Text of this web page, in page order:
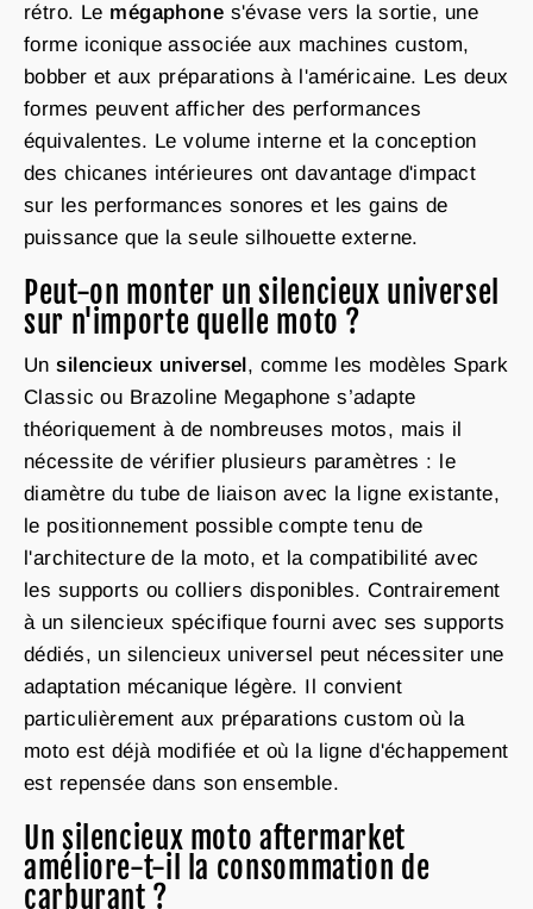
rétro. Le mégaphone s'évase vers la sortie, une
forme iconique associée aux machines custom,
bobber et aux préparations à l'américaine. Les deux
formes peuvent afficher des performances
équivalentes. Le volume interne et la conception
des chicanes intérieures ont davantage d'impact
sur les performances sonores et les gains de
puissance que la seule silhouette externe.
Peut-on monter un silencieux universel
sur n'importe quelle moto ?
Unsilencieux universel, comme les modèles Spark
Classic ou Brazoline Megaphone s’adapte
théoriquement à de nombreuses motos, mais il
nécessite de vérifier plusieurs paramètres : le
diamètre du tube de liaison avec la ligne existante,
le positionnement possible compte tenu de
l'architecture de la moto, et la compatibilité avec
les supports ou colliers disponibles. Contrairement
à un silencieux spécifique fourni avec ses supports
dédiés, un silencieux universel peut nécessiter une
adaptation mécanique légère. Il convient
particulièrement aux préparations custom où la
moto est déjà modifiée et où la ligne d'échappement
est repensée dans son ensemble.
Un silencieux moto aftermarket
améliore-t-il la consommation de
carburant ?